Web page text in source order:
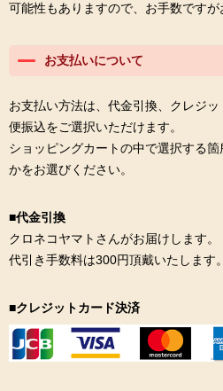
可能性もありますので、お手数ですが
お支払いについて
お支払い方法は、代金引換、クレジ
便振込をご選択いただけます。
ショッピングカートの中で選択する
かをお選びください。
■代金引換
クロネコヤマトさんがお届けします。
代引き手数料は300円頂戴いたします。
■クレジットカード決済